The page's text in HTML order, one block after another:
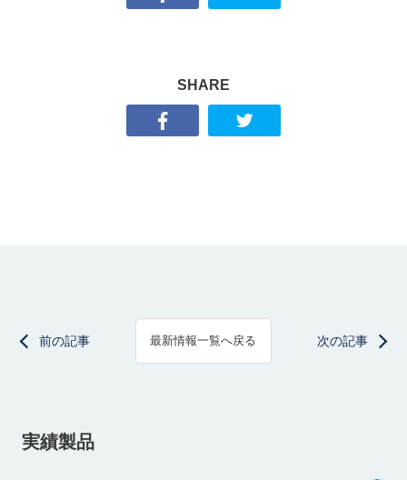
SHARE
前の記事 最新情報一覧へ戻る 次の記事
実績製品